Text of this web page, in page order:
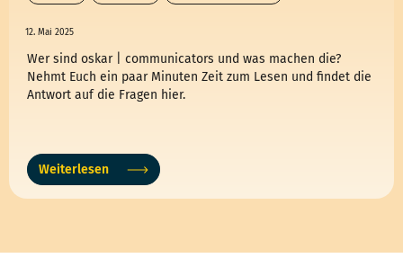
12. Mai 2025
Wer sind oskar | communicators und was machen die?
Nehmt Euch ein paar Minuten Zeit zum Lesen und findet die
Antwort auf die Fragen hier.
Weiterlesen